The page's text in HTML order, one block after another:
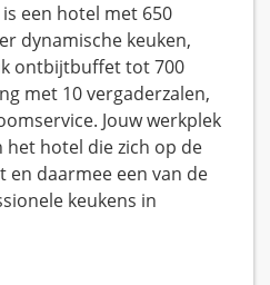
een hotel met 650
dynamische keuken,
ontbijtbuffet tot 700
met 10 vergaderzalen,
Jouw werkplek
het hotel die zich op de
en daarmee een van de
keukens in